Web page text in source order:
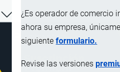
¿Es operador de comercio
ahora su empresa,
siguienteformulario.
Revise las versiones